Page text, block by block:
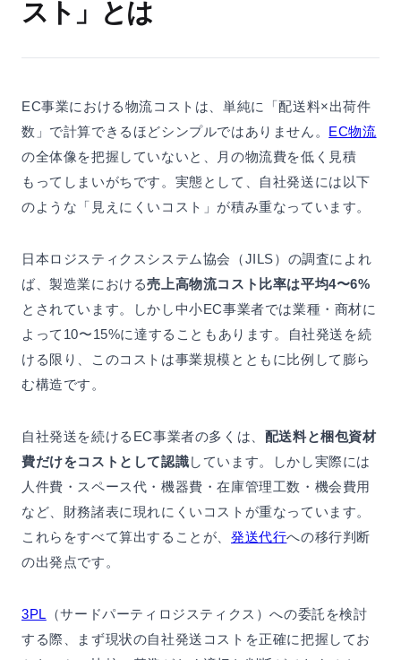
スト」とは
EC事業における物流コストは、単純に「配送料×出荷件
数」で計算できるほどシンプルではありません。 EC物流
の全体像を把握していないと、月の物流費を低く見積
もってしまいがちです。実態として、自社発送には以下
のような「見えにくいコスト」が積み重なっています。
日本ロジスティクスシステム協会（JILS）の調査によれ
ば、製造業における売上高物流コスト比率は平均4〜6%
とされています。しかし中小EC事業者では業種・商材に
よって10〜15%に達することもあります。自社発送を続
ける限り、このコストは事業規模とともに比例して膨ら
む構造です。
自社発送を続けるEC事業者の多くは、 配送料と梱包資材
費だけをコストとして認識しています。しかし実際には
人件費・スペース代・機器費・在庫管理工数・機会費用
など、財務諸表に現れにくいコストが重なっています。
これらをすべて算出することが、 発送代行への移行判断
の出発点です。
3PL （サードパーティロジスティクス）への委託を検討
する際、まず現状の自社発送コストを正確に把握してお